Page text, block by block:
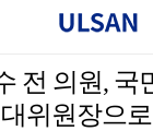
전 의원,
위원장으로